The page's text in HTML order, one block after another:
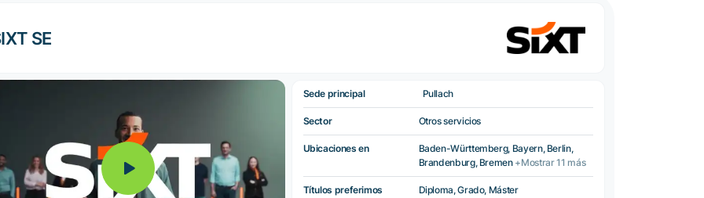
SE
Sede principal Pullach
Sector Otros servicios
Ubicaciones en
Baden-Württemberg, Bayern, Berlin,
Brandenburg, Bremen +Mostrar 11 más
Títulos preferimos Diploma, Grado, Máster